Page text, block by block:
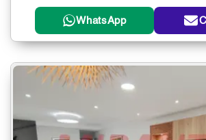
WhatsApp